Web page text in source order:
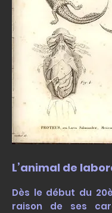
L’animal de
Dès le début du
raison de ses